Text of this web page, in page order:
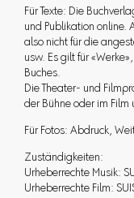
Für Texte: Die
und Publikation online.
also nicht für die
usw. Es gilt für
Buches.
Die Theater- und
der Bühne oder im Film
Für Fotos: Abdruck,
Zuständigkeiten:
Urheberrechte Musik:
Urheberrechte Film: